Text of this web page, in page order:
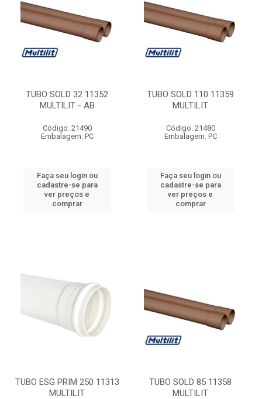
TUBO SOLD 32 11352
MULTILIT - AB
Código: 21490
Embalagem: PC
Faça seu login ou
cadastre-se para
ver preços e
comprar
TUBO SOLD 110 11359
MULTILIT
Código: 21480
Embalagem: PC
Faça seu login ou
cadastre-se para
ver preços e
comprar
TUBO ESG PRIM 250 11313
MULTILIT
TUBO SOLD 85 11358
MULTILIT